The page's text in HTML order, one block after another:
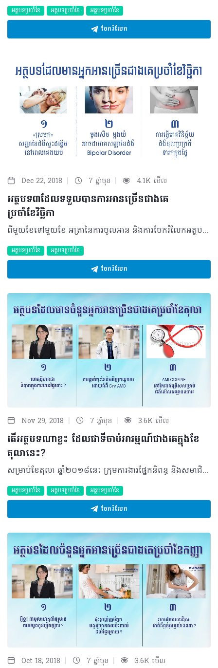
អត្ថបទប្រចាំខែ អត្ថបទប្រចាំខែ អត្ថបទប្រចាំខែ
ចែករំលែក
Dec 22, 2018 | 7 ឆ្នាំមុន | 4.1K មើល
អត្ថបទ៣ដែលទទួលបានការអានច្រើនជាងគេ
ប្រចាំខែវិច្ឆិកា
ពីមួយខែទៅមួយខែ អត្រានៃការចូលអាន និងការចែករំលែកអត្ថបទមានការកើនឡើងជាលំដាប់ មិនខុសគ្នាពីខែមុនៗឡើយ ហើយក្រុមការងារហេលស៍ថាមតែងជ្រើសរើសអត្ថបទចំនួន៣ ដែលទទួលបានការចាប់អារម្មណ៍ និងចូលអានច្រើនជាងគេ ដើម្បីសង្ខេបឲ្យមិត្តអ្នកអានបានស្វែងយល់បន្ថែម ក្នុងនោះរួមមាន៖ ១. «ស្រមុក» សញ្ញានៃជំងឺស្ទះដង្ហើមនៅពេលគេងយប់ យោងតាមប្រសាសន៍របស់ សាស្ត្រាចារ្យ មហាបរិញ្ញា វ៉ាន់ មិច ឯកទេសវេជ្ជសាស្ត្រទូទៅ និងជំងឺសួត នៃមន្ទីរពេទ្យមិត្តភាពខ្មែរ-សូវៀត និងជាប្រធានសមាគមគ្រូពេទ្យសួត កម្ពុជា បានឲ្យដឹងថា ស្រមុក គឺជារោគសញ្ញានៃវិបត្តិក្នុងការដកដង្ហើម មានន័យថាវាជាសញ្ញាមួយនៃជំងឺដែលឆ្លុះបញ្ចាំងពីការដកដង្ហើមចូលសួតមានការរំខានដោយការត្បៀតនៃផ្លូវដង្ហើម។ ការត្បៀតនេះអាចមាននៅក្នុងច្រមុះ ឬបំពង់ក ដោយសារមានការរីកសាច់ ឬមានដុះសាច់ច្រមុះ បំពង់ក ឬការមិនផ្តល់សញ្ញាពីខួរក្បាល ដែលធ្វើឲ្យខ្យល់អុកស៊ីសែនចូលក្នុងសួតមិនបានគ្រប់គ្រាន់ និងខ្យល់ដែលឆ្លងកាត់ផ្លូវតូចចង្អៀត បង្កជាការលាន់ស្រមុក...... ស្វែងយល់បន្ថែម៖ http://www.healthtime.tips/library/article/1749 ២. ម្តងសើច ម្តងយំ អាចជារោគសញ្ញានៃជំងឺ Bipolar Disorder បុគ្គលក្នុងអាយុជាមធ្យម ២១ឆ្នាំ ទាំងបុរស និងស្រ្តី បូកផ្សំជាមួយអាការៈផ្លូវចិត្តប្រែប្រួលមួយចំនួនដែលមិនអាចបកស្រាយបាន អាចជារោគសញ្ញានៃជំងឺផ្លូវចិត្តធ្ងន់ធ្ងរមួយប្រភេទគឺ BipolarDisorder។ Bipolar Disorder ជាជំងឺផ្លូវចិត្តប្រភេទធ្ងន់ និងរ៉ាំរ៉ៃមួយ ដែលអាចលាប់មកវិញ ប្រសិនមិនបានទទួលការព្យាបាលត្រឹមត្រូវ។ អ្នកជំងឺហាក់មានអារម្មណ៍ឡើងចុះ ដែលម្តងអាចស្តែងចេញជាការបាក់ទឹកចិត្តខ្លាំង (Depression)រួចប្រែទៅជាមានទឹកចិត្តឡើងខ្ពស់ខ្លាំងជាងធម្មតា (Mania)។ ម៉្យាងទៀត វាក៏ត្រូវបានគេហៅផងដែរថាជាជំងឺអារម្មណ៍២ ដែលមានការប្រែប្រួលក្នុងរយៈពេលកំណត់ណាមួយរវាងអារម្មណ៍ពិបាកចិត្ត និងសប្បាយចិត្តជ្រុល………នេះបើតាមការបកស្រាយដោយ សាស្ត្រាចារ្យ វេជ្ជបណ្ឌិត ហួត លីនណា ឯកទេសវិកលវិទ្យាជំនាន់ទី១ និងអនុបណ្ឌិតជំងឺផ្លូវចិត្ត និងខួរក្បាល ប្រចាំគ្លីនិកជំនាញផ្លូវចិត្ត និងខួរក្បាល ហួត លីនណា... ចង់ដឹងលម្អិតសូមចូលទៅកាន់៖ http://www.healthtime.tips/library/article/1755 ៣. ការធ្វើរោគវិនិច្ឆ័យជំងឺខុសប្រក្រតីទារកក្នុងផ្ទៃ ការរកមើលនូវជំងឺខុសប្រក្រតីរបស់ទារកក្នុងផ្ទៃ គឺជាការស្វែងរកនូវភាពមិនធម្មតាទាំងរូបរាងកាយ និងបម្រែបម្រួលក្រូម៉ូសូម ឬហ្សែនណាមួយដែលមិនត្រឹមត្រូវ ឬដែលអាចឲ្យទារកសម្រាលមកមានសុខភាពមិនល្អ។ ការធ្វើរោគវិនិច្ឆ័យនេះ រួមមានទាំងការពិនិត្យអេកូទារកក្នុងផ្ទៃ ពិសេសនៅត្រីមាសទី១ និងត្រីមាសទី២ ការពិនិត្យតេស្តឈាមទៅលើម្តាយ ទាក់ទងនឹងជំងឺអាប់បញ្ញាកូនមួយចំនួនដែលកើតញឹកញាប់ (down syndrome screening:ដែលអាចធ្វើចន្លោះពីអាយុគភ៌ ១១សប្តាហ៍៥ថ្ងៃទៅ១៣សប្តាហ៍៥ថ្ងៃ ឬពី ១៤សប្តាហ៍ ទៅ១៧សប្តាហ៍) និង(Non-Invasive Prenatal Testing:ជាតេស្តឈាមដែលអាចសិក្សា ទៅលើហ្សែនរបស់ទារកក្នុងឈាមម្តាយ ដែលអាចធ្វើចាប់ពីអាយុគភ៌ ១០សប្តាហ៍ ទៅដល់ ២៥ សប្តាហ៍)។ តេស្តដែលបានរៀបរាប់ខាងលើនេះមិនមានការប៉ះពាល់ដល់សុខភាពម្តាយ និងទារកទេ.......នេះបើតាមការបកស្រាយរបស់ វេជ្ជបណ្ឌិត ទី សុវណ្ណរដ្ឋ ឯកទេសសម្ភព-រោគស្ត្រី និងជាប្រធានផ្នែកសម្ភព-រោគស្ត្រី នៃមន្ទីរសម្រាកព្យាបាល និងសម្ភពមាតា..... យល់ដឹងបន្ថែមតាមរយៈ៖ http://www.healthtime.tips/library/article/1769 ©2018 រក្សាសិទ្ធិគ្រប់យ៉ាង​ដោយ Healthtime Corporation ចំពោះគ្រប់អត្ថបទដោយគ្មានផ្នែកណាមួយត្រូវបោះពុម្ពផ្សាយចូលប្រព័ន្ធអ៊ីនធឺណែត ឧបករណ៍អេឡិចត្រូនិក អាត់ជាសំឡេង ឬថតចំលងគ្រប់រូបភាពដោយគ្មានការអនុញ្ញាតឡើយ
អត្ថបទប្រចាំខែ អត្ថបទប្រចាំខែ
ចែករំលែក
Nov 29, 2018 | 7 ឆ្នាំមុន | 3.6K មើល
តើអត្ថបទណាខ្លះ ដែលជាទីចាប់អារម្មណ៍ជាងគេក្នុងខែ
តុលានេះ?
សម្រាប់ខែតុលា ឆ្នាំ២០១៨នេះ ក្រុមការងារផ្នែកនិពន្ធ និងសមាជិកនៃសហគមន៍ហេលស៍ថាម នៅតែបន្ដដាក់ចេញផ្សាយនូវប្រភេទអត្ថបទសុខភាពនានា ដែលជាចំណេះដឹងគ្មានព្រំដែន សម្រាប់ចែកជូនមិត្តអ្នកអាន ហើយអត្ថបទដែលទទួលបានចំណាប់អារម្មណ៍ និងមានអ្នកអានច្រើនជាងគេទាំងនោះរួមមាន៖ ១.ហេតុអ្វីបានជាពិបាកក្នុងការមានផ្ទៃពោះ? វេជ្ជបណ្ឌិត ទី សុវណ្ណរដ្ឋ ឯកទេសសម្ភព-រោគស្ត្រីនិងជាប្រធានផ្នែកសម្ភព-រោគស្ត្រីនៃមន្ទីរសម្រាកព្យាបាល និងសម្ភព-មាតា បានមានប្រសាសន៍ថាការពិបាកមានផ្ទៃពោះ គឺជាការរួមភេទទៀងទាត់ដោយមិនមានការការពារលើសពី១២ខែ នៅតែមិនមានកូន។ គេសង្កេតឃើញ មានអត្រា១០ភាគរយនៃស្ត្រីអាយុពី ១៥ ទៅ ៤៤ឆ្នាំ នៅសហរដ្ឋអាមេរិក និង ៨ ទៅ ១២ភាគរយ នៃស្ត្រីទូទាំងពិភពលោក។ ការសិក្សាបានបង្ហាញថាប្រហែលជា ៤៥ ទៅ ៥០ភាគរយនៃគូដែលពិបាកមានផ្ទៃពោះគឺបណ្តាលមកពីមូលហេតុខាងបុរស។ កត្តាទាំងនោះរួមមានការផលិតមេជីវិតពីក្រពេញពងស្វាសមិនបានល្អ អាចមានចំនួនតិច ចលនាខ្សោយ ឬរូបរាងមិនល្អដែលមិនអាចមកបង្កកំណើតបាន និងមកពីការស្ទះបំពង់បង្ហូរមេជីវិត ដែលមិនអាចបញ្ចេញមេជីវិតពេលបញ្ចេញទឹកកាមម្តងៗ ព្រមទាំងបណ្ដាលមកពីមូលហេតុផ្សេងទៀត។ ចង់ដឹងមូលហេតុច្បាស់ សូមចូលទៅកាន់៖ http://www.healthtime.tips/library/article/1738 ២. ការធ្លាក់ចុះនៃគំហើញកណ្តាលដោយជំងឺ Dry AMD តើអ្វីជា Dry AMD? Dry AMD គឺជា Dry Age-Related Macular Degeneration (Dry AMD) ជាការវិវឌ្ឍចុះខ្សោយនៃកោសិកាបាតភ្នែកបណ្តាលមកពីជរាភាព វាអាចធ្វើឲ្យមានការធ្លាក់ចុះនៃគំហើញកណ្តាលរបស់អ្នកជំងឺ។ មូលហេតុ និងកត្តាប្រឈមដែលអាចបង្កើនហានិភ័យក្នុងការកើតជំងឺនេះគឺកត្តាបរិស្ថាន និងសេនេទិច។ ចំណែកបុគ្គលដែលអាចជួបបញ្ហានេះរួមមាន មនុស្សវ័យចំណាស់ ៦៥ឆ្នាំឡើងទៅ និងអ្នកដែលមានជំងឺប្រចាំកាយដូចជា ជំងឺសរសៃឈាមបេះដូង លើសជាតិខ្លាញ់ បូករួមកត្តាផ្សេងទៀតជាច្រើនផងដែរ ......នេះបើតាមការបកស្រាយរបស់លោកវេជ្ជបណ្ឌិត អៀ រស្មី ឯកទេសចក្ខុរោគ ប្រចាំមន្ទីរពេទ្យមិត្តភាពខ្មែរ-សូវៀត។ ស្វែងយល់បន្ថែមលើការព្យាបាលតាមរយៈ៖ http://www.healthtime.tips/library/article/1708 ៣. AMLODIPINE នៅតែជាជម្រើសសម្រាប់ជំងឺលើសសម្ពាធឈាម Amlodipine គឺជាឱសថប្រើប្រាស់សម្រាប់គ្រប់គ្រងជំងឺលើសសម្ពាធឈាម (Hypertension) និងជំងឺទាក់ទងនឹងសរសៃឈាមអាទែរ (CoronaryArtery Disease) ដែលស្តែងចេញជាសញ្ញាចុកទ្រូងបន្ទាប់ពីការប្រើកម្លាំងខ្លាំង មានការឈឺចាប់ជាប់លាប់ ប៉ុន្តែ មិនមែនជាជំងឺខ្សោយបេះដូងនោះទេ។ ឱសថនេះអាចប្រើបានចំពោះមនុស្សពេញវ័យ ឬកុមារដែលមានអាយុចាប់ពី ៦ឆ្នាំឡើងទៅ ហើយអាចប្រើតែឯង ឬប្រើរួមជាមួយឱសថដទៃទៀតមួយចំនួនផងដែរ។ អត្ថបទនេះផងដែរក៏បានបរិយាយអំពី សកម្មភាពរបស់ឱសថ របៀបប្រើប្រាស់ កម្រិតប្រើប្រាស់ ផលរំខាន និងអន្តរកម្មឱសថ ដើម្បីផ្តល់ជាប្រយោជន៍ក៏ដូចជាចំណេះដឹងជូនអ្នកអានទាំងអស់។ កាន់តែស៊ីជម្រៅលើឱសថនេះ សូមអានបន្ថែម៖ http://www.healthtime.tips/library/article/1707 ©2018 រក្សាសិទ្ធិគ្រប់យ៉ាង​ដោយ Healthtime Corporation ចំពោះគ្រប់អត្ថបទដោយគ្មានផ្នែកណាមួយត្រូវបោះពុម្ពផ្សាយចូលប្រព័ន្ធអ៊ីនធឺណែត ឧបករណ៍អេឡិចត្រូនិក អាត់ជាសំឡេង ឬថតចំលងគ្រប់រូបភាពដោយគ្មានការអនុញ្ញាតឡើយ
អត្ថបទប្រចាំខែ អត្ថបទប្រចាំខែ អត្ថបទប្រចាំខែ
ចែករំលែក
Oct 18, 2018 | 7 ឆ្នាំមុន | 3.6K មើល